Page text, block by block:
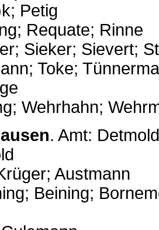
Petig
Requate; Rinne
Sieker; Sievert;
Toke;
Wehrhahn;
. Amt:
Austmann
Beining;